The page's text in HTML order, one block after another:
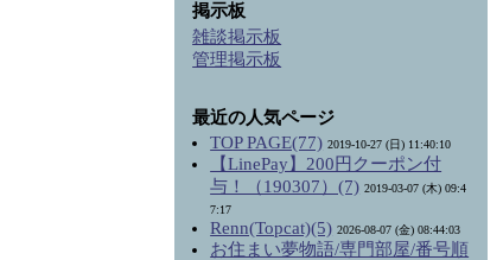
掲示板
雑談掲示板
管理掲示板
最近の人気ページ
TOP PAGE(77) 2019-10-27 (日) 11:40:10
【LinePay】200円クーポン付
与！（190307）(7) 2019-03-07 (木) 09:4
7:17
Renn(Topcat)(5) 2026-08-07 (金) 08:44:03
お住まい夢物語/専門部屋/番号順